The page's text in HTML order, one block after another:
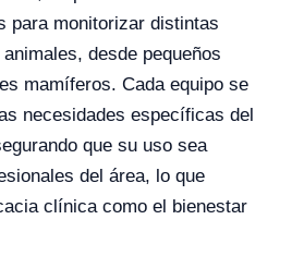
para monitorizar distintas
desde pequeños
mamíferos. Cada equipo se
necesidades específicas del
que su uso sea
del área, lo que
clínica como el bienestar